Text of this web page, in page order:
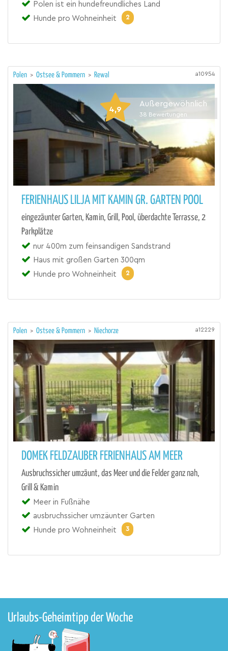
Polen ist ein hundefreundliches Land
Hunde pro Wohneinheit
2
Polen > Ostsee & Pommern > Rewal a10954
4,9
Außergewöhnlich
38 Bewertungen
FERIENHAUS LILJA MIT KAMIN GR. GARTEN POOL
eingezäunter Garten, Kamin, Grill, Pool, überdachte Terrasse, 2
Parkplätze
nur 400m zum feinsandigen Sandstrand
Haus mit großen Garten 300qm
Hunde pro Wohneinheit
2
Polen > Ostsee & Pommern > Niechorze a12229
DOMEK FELDZAUBER FERIENHAUS AM MEER
Ausbruchssicher umzäunt, das Meer und die Felder ganz nah,
Grill & Kamin
Meer in Fußnähe
ausbruchssicher umzäunter Garten
Hunde pro Wohneinheit
3
Urlaubs-Geheimtipp der Woche